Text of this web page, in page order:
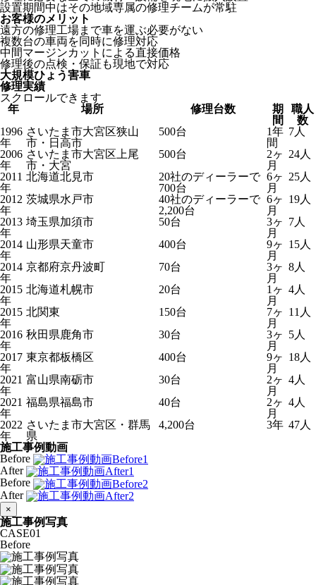
設置期間中はその地域専属の修理チームが常駐
お客様のメリット
遠方の修理工場まで車を運ぶ必要がない
複数台の車両を同時に修理対応
中間マージンカットによる直接価格
修理後の点検・保証も現地で対応
大規模ひょう害車
修理実績
スクロールできます
年
場所 修理台数
期
間
職人
数
1996
年
さいたま市大宮区狭山
市・日高市
500台
1年
間
7人
2006
年
さいたま市大宮区上尾
市・大宮
500台
2ヶ
月
24人
2011
年
北海道北見市
20社のディーラーで
700台
6ヶ
月
25人
2012
年
茨城県水戸市
40社のディーラーで
2,200台
6ヶ
月
19人
2013
年
埼玉県加須市 50台
3ヶ
月
7人
2014
年
山形県天童市 400台
9ヶ
月
15人
2014
年
京都府京丹波町 70台
3ヶ
月
8人
2015
年
北海道札幌市 20台
1ヶ
月
4人
2015
年
北関東 150台
7ヶ
月
11人
2016
年
秋田県鹿角市 30台
3ヶ
月
5人
2017
年
東京都板橋区 400台
9ヶ
月
18人
2021
年
富山県南砺市 30台
2ヶ
月
4人
2021
年
福島県福島市 40台
2ヶ
月
4人
2022
年
さいたま市大宮区・群馬
県
4,200台 3年 47人
施工事例動画
Before
After
Before
After
×
施工事例写真
CASE01
Before